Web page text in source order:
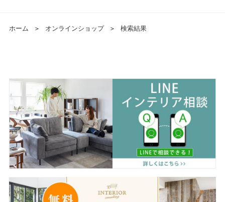
ホーム ＞ オンラインショップ ＞ 検索結果